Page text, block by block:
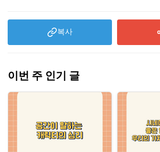
복사
이번 주 인기 글